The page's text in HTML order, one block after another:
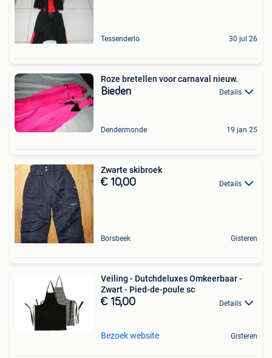
Tessenderlo 30 jul 26
Roze bretellen voor carnaval nieuw.
Bieden Details
Dendermonde 19 jan 25
Zwarte skibroek
€ 10,00 Details
Borsbeek Gisteren
Veiling - Dutchdeluxes Omkeerbaar -
Zwart - Pied-de-poule sc
€ 15,00 Details
Bezoek website Gisteren